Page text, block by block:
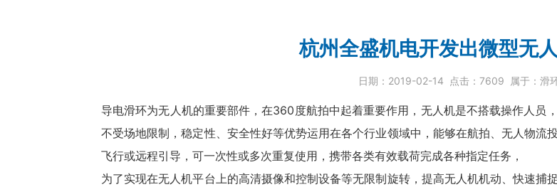
杭州全盛机电开发出微型无
日期： 2019-02-14 点击： 7609 属于： 滑
导电滑环为无人机的重要部件，在360度航拍中起着重要作用，无人机是不搭载操作人员
不受场地限制，稳定性、安全性好等优势运用在各个行业领域中，能够在航拍、无人物流
飞行或远程引导，可一次性或多次重复使用，携带各类有效载荷完成各种指定任务，
为了实现在无人机平台上的高清摄像和控制设备等无限制旋转，提高无人机机动、快速